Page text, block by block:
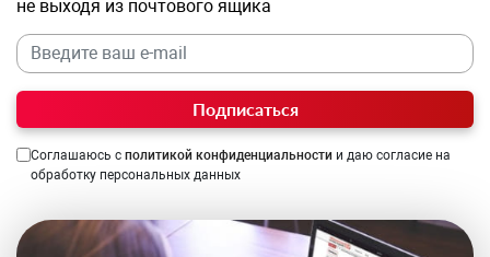
не выходя из почтового ящика
Подписаться
Соглашаюсь с политикой конфиденциальности и даю согласие на
обработку персональных данных